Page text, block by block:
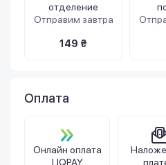
отделение
Отправим завтра
149 ₴
Оплата
Онлайн оплата
LIQPAY